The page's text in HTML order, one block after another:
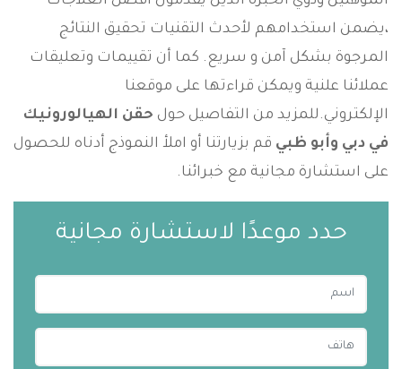
،يضمن استخدامهم لأحدث التقنيات تحقيق النتائج
المرجوة بشكل آمن و سريع. كما أن تقييمات وتعليقات
عملائنا علنية ويمكن قراءتها على موقعنا
الإلكتروني.للمزيد من التفاصيل حول حقن الهيالورونيك
في دبي وأبو ظبي قم بزيارتنا أو املأ النموذج أدناه للحصول
على استشارة مجانية مع خبرائنا.
حدد موعدًا لاستشارة مجانية